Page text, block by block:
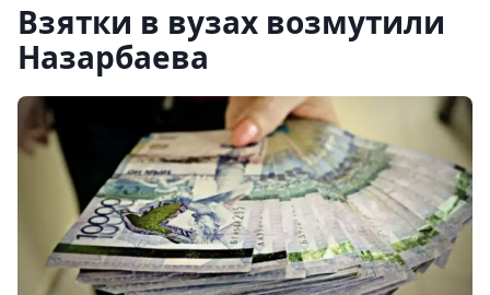
Взятки в вузах возмутили
Назарбаева